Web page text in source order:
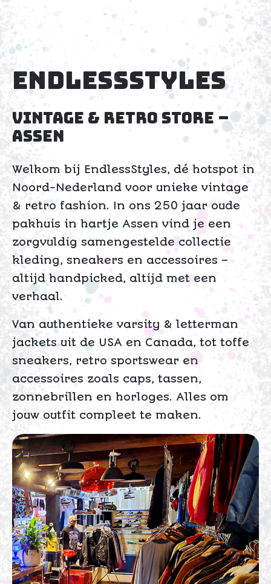
EndlessStyles
Vintage & Retro Store –
Assen
Welkom bij EndlessStyles, dé hotspot in
Noord-Nederland voor unieke vintage
& retro fashion. In ons 250 jaar oude
pakhuis in hartje Assen vind je een
zorgvuldig samengestelde collectie
kleding, sneakers en accessoires –
altijd handpicked, altijd met een
verhaal.
Van authentieke varsity & letterman
jackets uit de USA en Canada, tot toffe
sneakers, retro sportswear en
accessoires zoals caps, tassen,
zonnebrillen en horloges. Alles om
jouw outfit compleet te maken.